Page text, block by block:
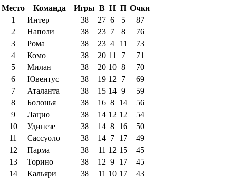
Место Команда Игры В Н П Очки
1
Интер 38 27 6 5
87
2
Наполи 38 23 7 8
76
3
Рома 38 23 4 11
73
4
Комо 38 20 11 7
71
5
Милан 38 20 10 8
70
6
Ювентус 38 19 12 7
69
7
Аталанта 38 15 14 9
59
8
Болонья 38 16 8 14
56
9
Лацио 38 14 12 12
54
10
Удинезе 38 14 8 16
50
11
Сассуоло 38 14 7 17
49
12
Парма 38 11 12 15
45
13
Торино 38 12 9 17
45
14
Кальяри 38 11 10 17
43